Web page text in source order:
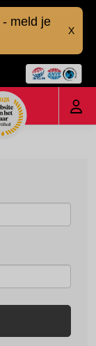
- meld je
X